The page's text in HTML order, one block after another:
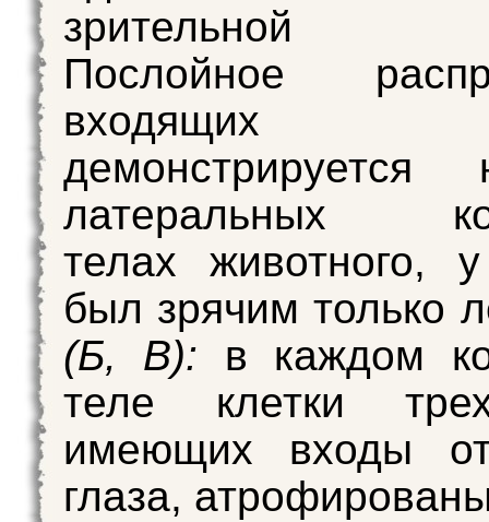
зрительной
Послойное
входящих
латеральных
телах животного, у
был зрячим только
(Б, В): в каждом
теле клетки
имеющих входы
глаза,